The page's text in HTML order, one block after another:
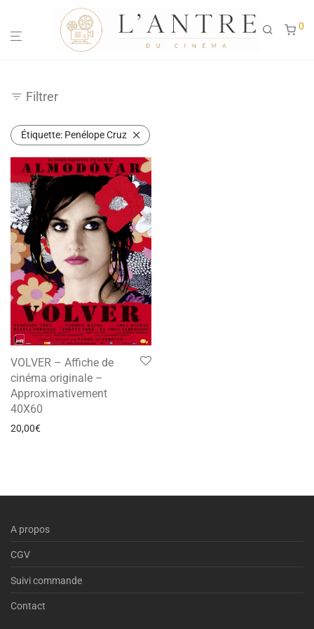
0
Filtrer
Étiquette: Penélope Cruz
VOLVER – Affiche de
cinéma originale –
Approximativement
40X60
20,00€
A propos
CGV
Suivi commande
Contact